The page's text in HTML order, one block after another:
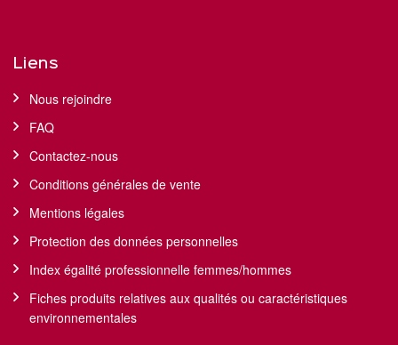
Liens
Nous rejoindre
FAQ
Contactez-nous
Conditions générales de vente
Mentions légales
Protection des données personnelles
Index égalité professionnelle femmes/hommes
Fiches produits relatives aux qualités ou caractéristiques
environnementales